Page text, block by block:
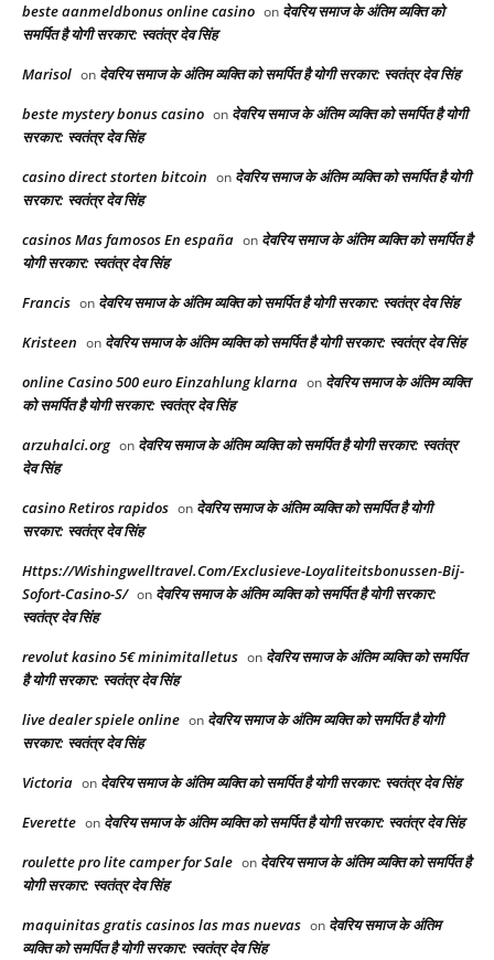
beste aanmeldbonus online casino on देवरिय समाज के अंतिम व्यक्ति को
समर्पित है योगी सरकार: स्वतंत्र देव सिंह
Marisol on देवरिय समाज के अंतिम व्यक्ति को समर्पित है योगी सरकार: स्वतंत्र देव सिंह
beste mystery bonus casino on देवरिय समाज के अंतिम व्यक्ति को समर्पित है योगी
सरकार: स्वतंत्र देव सिंह
casino direct storten bitcoin on देवरिय समाज के अंतिम व्यक्ति को समर्पित है योगी
सरकार: स्वतंत्र देव सिंह
casinos Mas famosos En españa on देवरिय समाज के अंतिम व्यक्ति को समर्पित है
योगी सरकार: स्वतंत्र देव सिंह
Francis on देवरिय समाज के अंतिम व्यक्ति को समर्पित है योगी सरकार: स्वतंत्र देव सिंह
Kristeen on देवरिय समाज के अंतिम व्यक्ति को समर्पित है योगी सरकार: स्वतंत्र देव सिंह
online Casino 500 euro Einzahlung klarna on देवरिय समाज के अंतिम व्यक्ति
को समर्पित है योगी सरकार: स्वतंत्र देव सिंह
arzuhalci.org on देवरिय समाज के अंतिम व्यक्ति को समर्पित है योगी सरकार: स्वतंत्र
देव सिंह
casino Retiros rapidos on देवरिय समाज के अंतिम व्यक्ति को समर्पित है योगी
सरकार: स्वतंत्र देव सिंह
Https://Wishingwelltravel.Com/Exclusieve-Loyaliteitsbonussen-Bij-
Sofort-Casino-S/ on देवरिय समाज के अंतिम व्यक्ति को समर्पित है योगी सरकार:
स्वतंत्र देव सिंह
revolut kasino 5€ minimitalletus on देवरिय समाज के अंतिम व्यक्ति को समर्पित
है योगी सरकार: स्वतंत्र देव सिंह
live dealer spiele online on देवरिय समाज के अंतिम व्यक्ति को समर्पित है योगी
सरकार: स्वतंत्र देव सिंह
Victoria on देवरिय समाज के अंतिम व्यक्ति को समर्पित है योगी सरकार: स्वतंत्र देव सिंह
Everette on देवरिय समाज के अंतिम व्यक्ति को समर्पित है योगी सरकार: स्वतंत्र देव सिंह
roulette pro lite camper for Sale on देवरिय समाज के अंतिम व्यक्ति को समर्पित है
योगी सरकार: स्वतंत्र देव सिंह
maquinitas gratis casinos las mas nuevas on देवरिय समाज के अंतिम
व्यक्ति को समर्पित है योगी सरकार: स्वतंत्र देव सिंह